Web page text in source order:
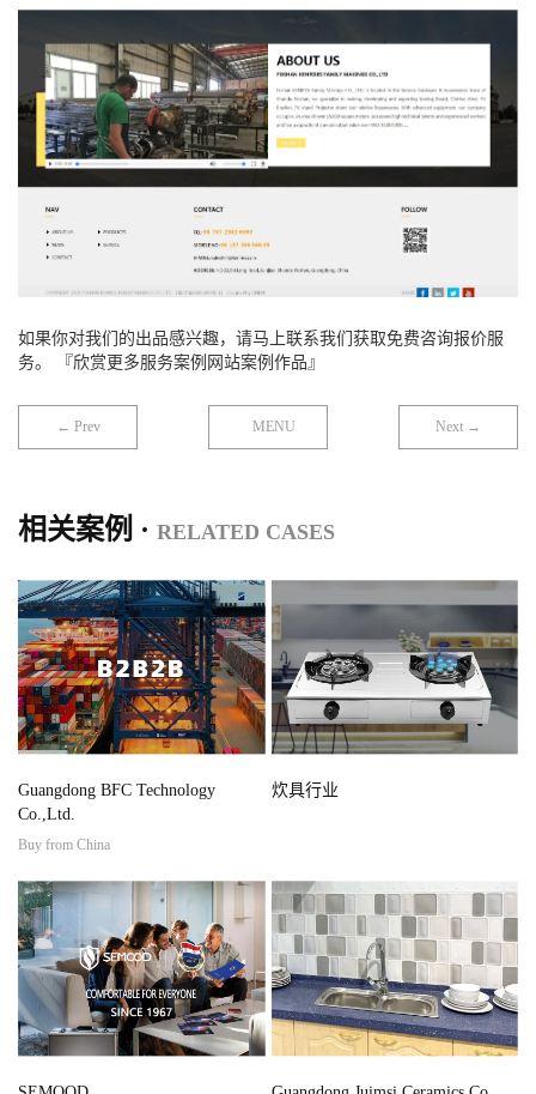
如果你对我们的出品感兴趣，请马上联系我们获取免费咨询报价服
务。 『欣赏更多服务案例网站案例作品』
← Prev MENU Next →
相关案例 · RELATED CASES
Guangdong BFC Technology
Co.,Ltd.
Buy from China
炊具行业